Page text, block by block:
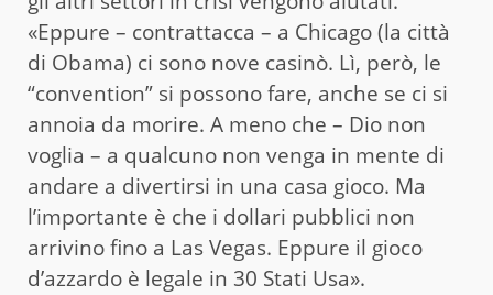
«Eppure – contrattacca – a Chicago (la città
di Obama) ci sono nove casinò. Lì, però, le
“convention” si possono fare, anche se ci si
annoia da morire. A meno che – Dio non
voglia – a qualcuno non venga in mente di
andare a divertirsi in una casa gioco. Ma
l’importante è che i dollari pubblici non
arrivino fino a Las Vegas. Eppure il gioco
d’azzardo è legale in 30 Stati Usa».